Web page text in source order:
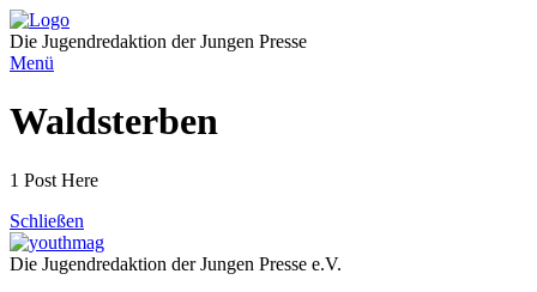
Direkt
zum
Inhalt
Die Jugendredaktion der Jungen Presse
Menü
Waldsterben
1 Post Here
Schließen
Die Jugendredaktion der Jungen Presse e.V.